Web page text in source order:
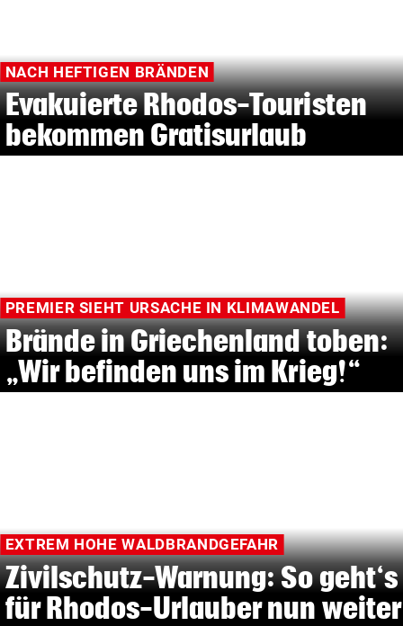
NACH HEFTIGEN BRÄNDEN
Evakuierte Rhodos-Touristen
bekommen Gratisurlaub
PREMIER SIEHT URSACHE IN KLIMAWANDEL
Brände in Griechenland toben:
„Wir befinden uns im Krieg!“
EXTREM HOHE WALDBRANDGEFAHR
Zivilschutz-Warnung: So geht‘s
für Rhodos-Urlauber nun weiter